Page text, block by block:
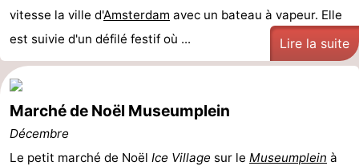
vitesse la ville d'Amsterdam avec un bateau à vapeur. Elle
est suivie d'un défilé festif où ...
Lire la suite
Marché de Noël Museumplein
Décembre
Le petit marché de Noël Ice Village sur le Museumplein à